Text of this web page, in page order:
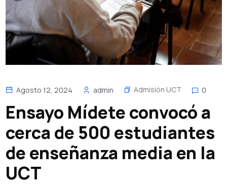
Agosto 12, 2024 admin Admisión UCT 0
Ensayo Mídete convocó a
cerca de 500 estudiantes
de enseñanza media en la
UCT